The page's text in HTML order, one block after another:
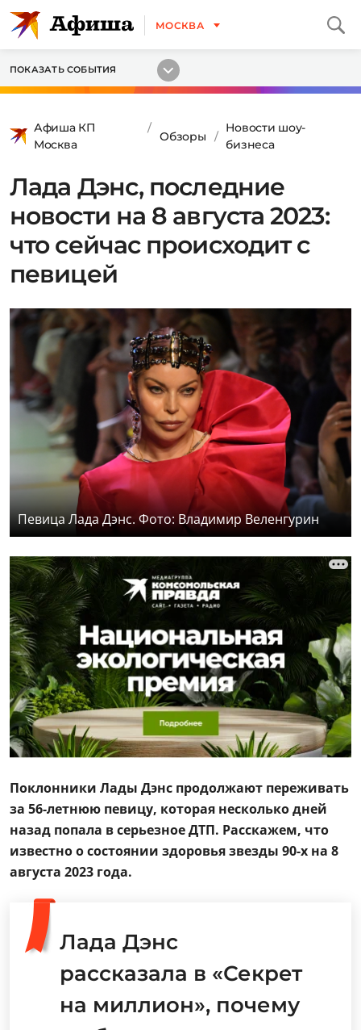
МОСКВА
ПОКАЗАТЬ СОБЫТИЯ
Афиша КП
Москва
Обзоры
Новости шоу-
бизнеса
Лада Дэнс, последние
новости на 8 августа 2023:
что сейчас происходит с
певицей
Певица Лада Дэнс. Фото: Владимир Веленгурин
Поклонники Лады Дэнс продолжают переживать
за 56-летнюю певицу, которая несколько дней
назад попала в серьезное ДТП. Расскажем, что
известно о состоянии здоровья звезды 90-х на 8
августа 2023 года.
Лада Дэнс
рассказала в «Секрет
на миллион», почему